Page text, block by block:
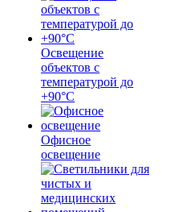
Освещение
объектов с
температурой до
+90°С
Офисное
освещение